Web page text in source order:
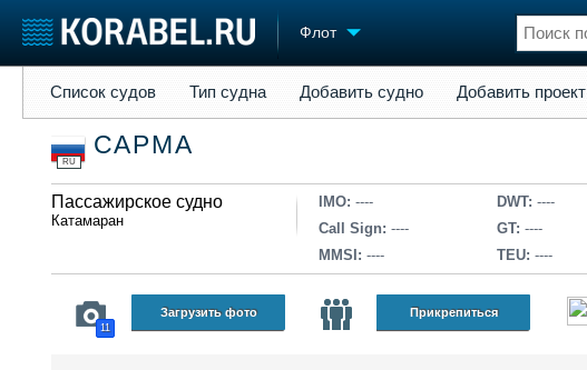
Флот
Судостроение
Пульс
Новости
Компании
Репутация
Журнал
Реклама
Торговая площадка
Оборудование
Конференции
Список судов Тип судна Добавить судно Добавить проект
RU
САРМА
Пассажирское судно
Катамаран
IMO: ----
Call Sign: ----
MMSI: ----
DWT: ----
GT: ----
TEU: ----
11
Загрузить фото Прикрепиться